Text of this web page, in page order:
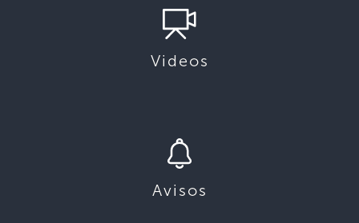
Videos
Avisos